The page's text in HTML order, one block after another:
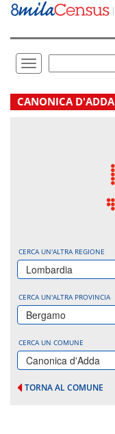
Vai
direttamente
Toggle
navigation
.
CANONICA D'ADDA
CERCA UN'ALTRA REGIONE
Lombardia
CERCA UN'ALTRA PROVINCIA
Bergamo
CERCA UN COMUNE
Canonica d'Adda
TORNA AL COMUNE